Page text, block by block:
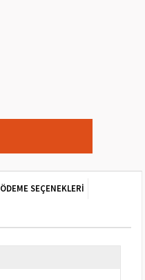
ÖDEME SEÇENEKLERI